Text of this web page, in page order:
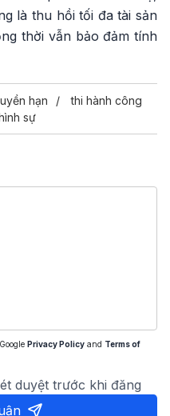
là thu hồi tối đa tài sản
thời vẫn bảo đảm tính
hạn
thi hành công
sự
Privacy Policy and Terms of
duyệt trước khi đăng